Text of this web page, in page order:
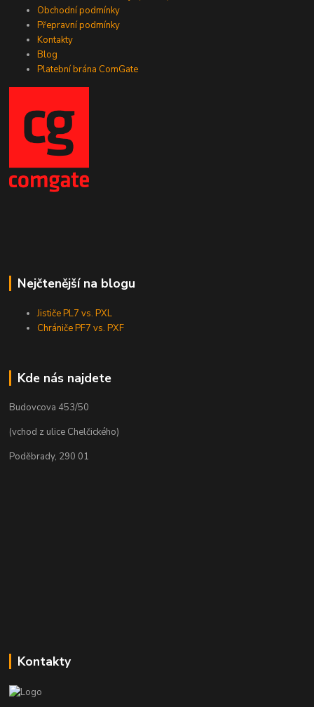
Obchodní podmínky
Přepravní podmínky
Kontakty
Blog
Platební brána ComGate
Nejčtenější na blogu
Jističe PL7 vs. PXL
Chrániče PF7 vs. PXF
Kde nás najdete
Budovcova 453/50
(vchod z ulice Chelčického)
Poděbrady, 290 01
Kontakty